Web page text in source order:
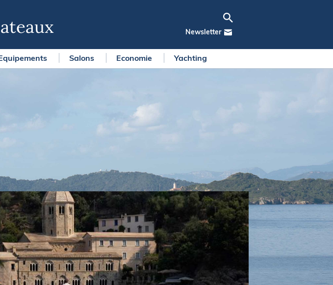
Newsletter
Culture nautique
Nos magazines
La newsletter
METEO CONSULT Marine
Briefings
FLASH INFO
Salons Economie Yachting